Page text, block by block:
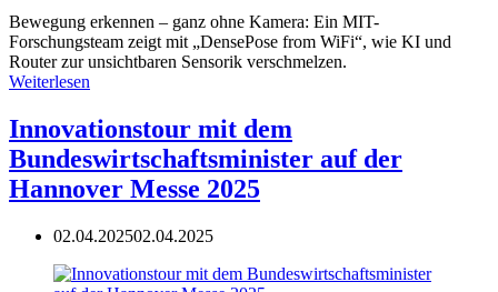
Bewegung erkennen – ganz ohne Kamera: Ein MIT-
Forschungsteam zeigt mit „DensePose from WiFi“, wie KI und
Router zur unsichtbaren Sensorik verschmelzen.
Weiterlesen
Innovationstour mit dem
Bundeswirtschaftsminister auf der
Hannover Messe 2025
02.04.202502.04.2025